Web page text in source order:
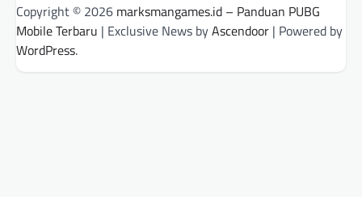
Copyright © 2026 marksmangames.id – Panduan PUBG
Mobile Terbaru | Exclusive News byAscendoor | Powered by
WordPress.